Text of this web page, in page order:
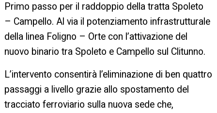
re
Primo passo per il raddoppio della tratta Spoleto
– Campello. Al via il potenziamento infrastrutturale
della linea Foligno – Orte con l’attivazione del
nuovo binario tra Spoleto e Campello sul Clitunno.
L’intervento consentirà l’eliminazione di ben quattro
passaggi a livello grazie allo spostamento del
tracciato ferroviario sulla nuova sede che,